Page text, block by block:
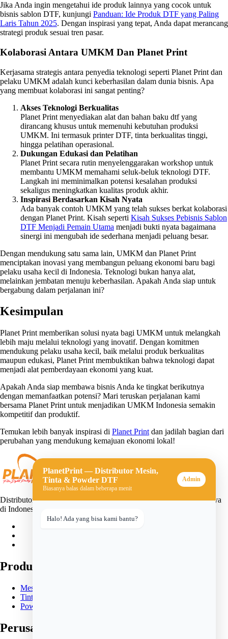
Jika Anda ingin mengetahui ide produk lainnya yang cocok untuk
bisnis sablon DTF, kunjungi Panduan: Ide Produk DTF yang Paling
Laris Tahun 2025. Dengan inspirasi yang tepat, Anda dapat merancang
strategi produk sesuai tren pasar.
Kolaborasi Antara UMKM Dan Planet Print
Kerjasama strategis antara penyedia teknologi seperti Planet Print dan
pelaku UMKM adalah kunci keberhasilan dalam dunia bisnis. Apa
yang membuat kolaborasi ini sangat penting?
Akses Teknologi Berkualitas
Planet Print menyediakan alat dan bahan baku dtf yang
dirancang khusus untuk memenuhi kebutuhan produksi
UMKM. Ini termasuk printer DTF, tinta berkualitas tinggi,
hingga pelatihan operasional.
Dukungan Edukasi dan Pelatihan
Planet Print secara rutin menyelenggarakan workshop untuk
membantu UMKM memahami seluk-beluk teknologi DTF.
Langkah ini meminimalkan potensi kesalahan produksi
sekaligus meningkatkan kualitas produk akhir.
Inspirasi Berdasarkan Kisah Nyata
Ada banyak contoh UMKM yang telah sukses berkat kolaborasi
dengan Planet Print. Kisah seperti Kisah Sukses Pebisnis Sablon
DTF Menjadi Pemain Utama menjadi bukti nyata bagaimana
sinergi ini mengubah ide sederhana menjadi peluang besar.
Dengan mendukung satu sama lain, UMKM dan Planet Print
menciptakan inovasi yang membangun peluang ekonomi baru bagi
pelaku usaha kecil di Indonesia. Teknologi bukan hanya alat,
melainkan jembatan menuju keberhasilan. Apakah Anda siap untuk
bergabung dalam perjalanan ini?
Kesimpulan
Planet Print memberikan solusi nyata bagi UMKM untuk melangkah
lebih maju melalui teknologi yang inovatif. Dengan komitmen
mendukung pelaku usaha kecil, baik melalui produk berkualitas
maupun edukasi, Planet Print membuktikan bahwa teknologi dapat
menjadi alat pemberdayaan ekonomi yang kuat.
Apakah Anda siap membawa bisnis Anda ke tingkat berikutnya
dengan memanfaatkan potensi? Mari teruskan perjalanan kami
bersama Planet Print untuk menjadikan UMKM Indonesia semakin
kompetitif dan produktif.
Temukan lebih banyak inspirasi di Planet Print dan jadilah bagian dari
perubahan yang mendukung kemajuan ekonomi lokal!
Distributor mesin, tinta, dan powder DTF (Direct-to-Film) terpercaya
di Indonesia. Solusi lengkap untuk usaha sablon digital Anda.
Produk
Mesin DTF
Tinta DTF
Powder DTF
Perusahaan
PlanetPrint — Distributor Mesin,
Tinta & Powder DTF
Biasanya balas dalam beberapa menit
Admin
Halo! Ada yang bisa kami bantu?